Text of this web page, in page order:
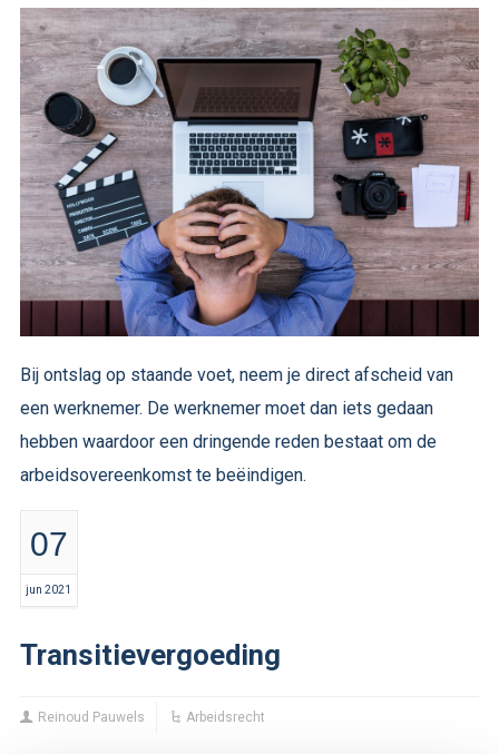
Bij ontslag op staande voet, neem je direct afscheid van
een werknemer. De werknemer moet dan iets gedaan
hebben waardoor een dringende reden bestaat om de
arbeidsovereenkomst te beëindigen.
07
jun 2021
Transitievergoeding
Reinoud Pauwels Arbeidsrecht